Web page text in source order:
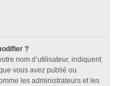
?
nom d’utilisateur, indiquent
vous avez publié ou
les administrateurs et les